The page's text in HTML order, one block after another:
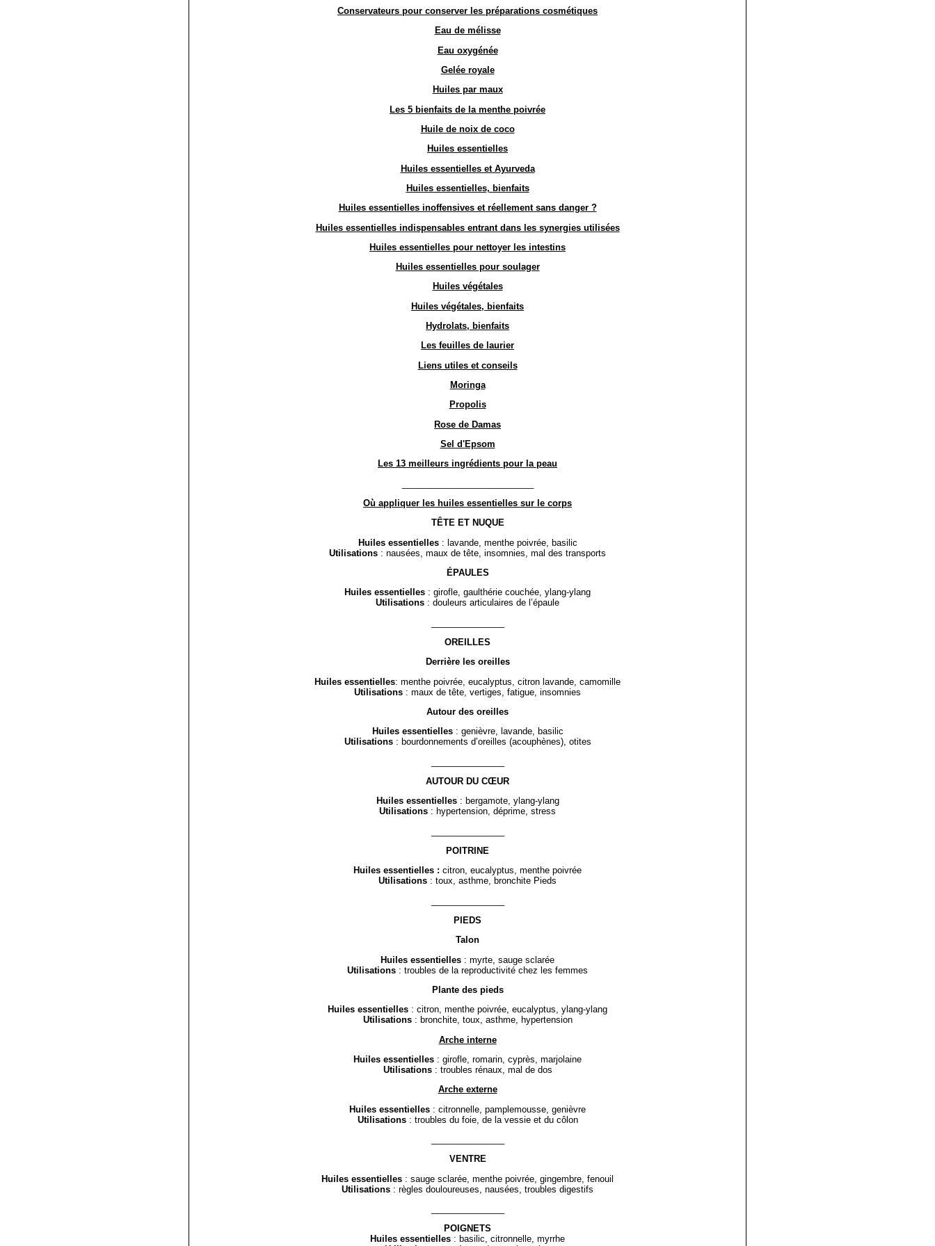
Conservateurs pour conserver les préparations cosmétiques
Eau de mélisse
Eau oxygénée
Gelée royale
Huiles par maux
Les 5 bienfaits de la menthe poivrée
Huile de noix de coco
Huiles essentielles
Huiles essentielles et Ayurveda
Huiles essentielles, bienfaits
Huiles essentielles inoffensives et réellement sans danger ?
Huiles essentielles indispensables entrant dans les synergies utilisées
Huiles essentielles pour nettoyer les intestins
Huiles essentielles pour soulager
Huiles végétales
Huiles végétales, bienfaits
Hydrolats, bienfaits
Les feuilles de laurier
Liens utiles et conseils
Moringa
Propolis
Rose de Damas
Sel d'Epsom
Les 13 meilleurs ingrédients pour la peau
Où appliquer les huiles essentielles sur le corps
TÊTE ET NUQUE
Huiles essentielles: lavande, menthe poivrée, basilic
Utilisations : nausées, maux de tête, insomnies, mal des transports
ÉPAULES
Huiles essentielles : girofle, gaulthérie couchée, ylang-ylang
Utilisations : douleurs articulaires de l’épaule
OREILLES
Derrière les oreilles
Huiles essentielles: menthe poivrée, eucalyptus, citron lavande, camomille
Utilisations : maux de tête, vertiges, fatigue, insomnies
Autour des oreilles
Huiles essentielles: genièvre, lavande, basilic
Utilisations: bourdonnements d’oreilles (acouphènes), otites
AUTOUR DU CŒUR
Huiles essentielles: bergamote, ylang-ylang
Utilisations : hypertension, déprime, stress
POITRINE
Huiles essentielles : citron, eucalyptus, menthe poivrée
Utilisations : toux, asthme, bronchite Pieds
PIEDS
Talon
Huiles essentielles : myrte, sauge sclarée
Utilisations : troubles de la reproductivité chez les femmes
Plante des pieds
Huiles essentielles : citron, menthe poivrée, eucalyptus, ylang-ylang
Utilisations: bronchite, toux, asthme, hypertension
Arche interne
Huiles essentielles : girofle, romarin, cyprès, marjolaine
Utilisations: troubles rénaux, mal de dos
Arche externe
Huiles essentielles : citronnelle, pamplemousse, genièvre
Utilisations: troubles du foie, de la vessie et du côlon
VENTRE
Huiles essentielles : sauge sclarée, menthe poivrée, gingembre, fenouil
Utilisations : règles douloureuses, nausées, troubles digestifs
POIGNETS
Huiles essentielles : basilic, citronnelle, myrrhe